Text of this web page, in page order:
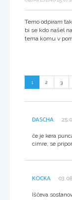
Temo odpiram
bi se kdo našel
tema komu v
1 2 3
DASCHA
če je kera
cimre, se
KOCKA
Iščeva